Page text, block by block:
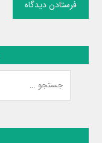
فرستادن دیدگاه